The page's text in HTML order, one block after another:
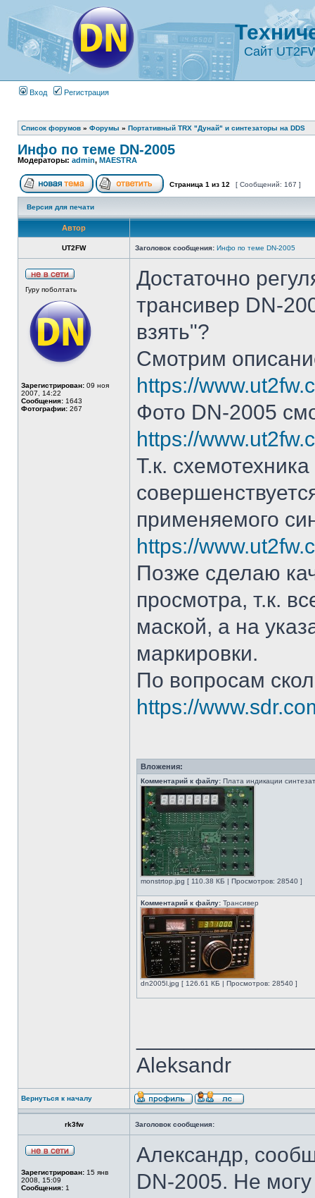
Сайт
Вход Регистрация
Список форумов » Форумы » Портативный TRX "Дунай" и синтезаторы на DDS
Инфо по теме DN-2005
Модераторы: admin, MAESTRA
Страница 1 из 12 [ Сообщений: 167 ]
Версия для печати
Автор
UT2FW Заголовок сообщения: Инфо по теме DN-2005
Гуру поболтать
Зарегистрирован: 09 ноя
2007, 14:22
Сообщения: 1643
Фотографии: 267
Достаточно
трансивер DN-
взять"?
Смотрим
https://
Фото DN-2005
https://
Т.к.
применяемого
https://
Позже сделаю
просмотра, т.к.
маской, а на
маркировки.
По вопросам
https://
Вложения:
Комментарий к файлу: Плата индикации
monstrtop.jpg [ 110.38 КБ | Просмотров: 28540 ]
Комментарий к файлу: Трансивер
dn2005l.jpg [ 126.61 КБ | Просмотров: 28540 ]
Aleksandr
Вернуться к началу
rk3fw Заголовок сообщения:
Зарегистрирован: 15 янв
2008, 15:09
Сообщения: 1
Александр,
DN-2005. Не